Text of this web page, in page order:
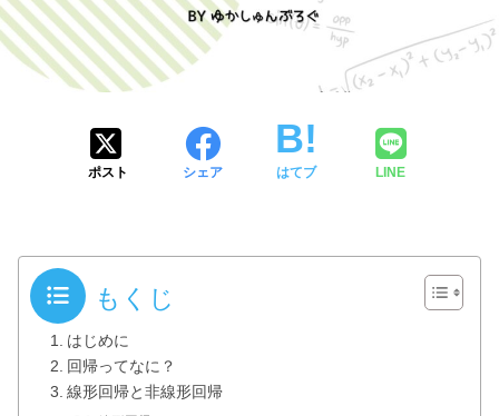
ポスト シェア はてブ LINE
もくじ
はじめに
回帰ってなに？
線形回帰と非線形回帰